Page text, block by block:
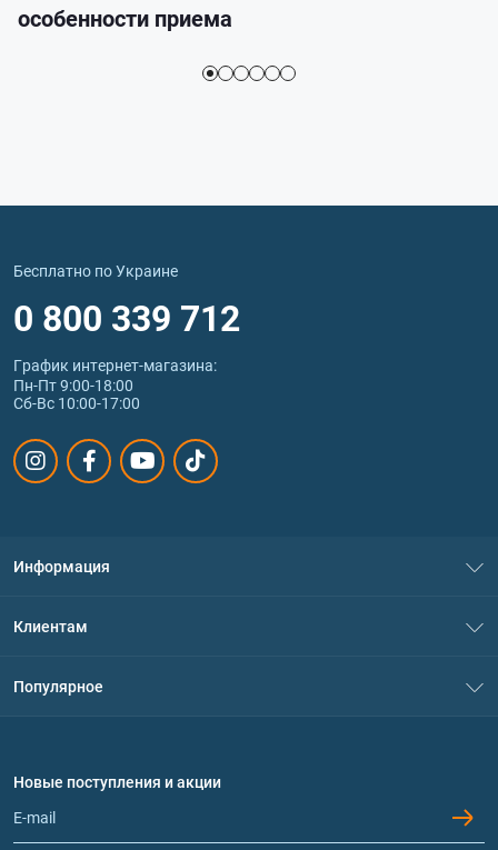
особенности приема
Бесплатно по Украине
0 800 339 712
График интернет‑магазина:
Пн-Пт 9:00-18:00
Сб-Вс 10:00-17:00
Информация
Политика конфиденциальности
Обмен и возврат
Клиентам
Популярное
Протеин
Гейнеры
Новые поступления и акции